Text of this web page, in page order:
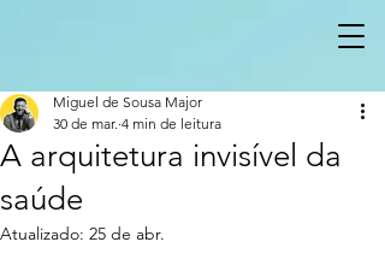
A arquitetura invisível da
saúde
Miguel de Sousa Major
30 de mar. 4 min de leitura
Atualizado: 25 de abr.